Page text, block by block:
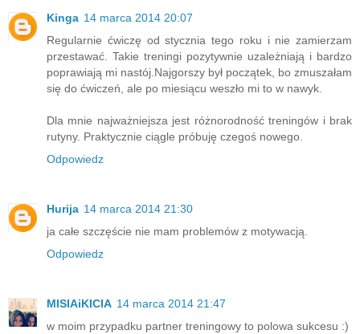
Kinga 14 marca 2014 20:07
Regularnie ćwiczę od stycznia tego roku i nie zamierzam
przestawać. Takie treningi pozytywnie uzależniają i bardzo
poprawiają mi nastój.Najgorszy był początek, bo zmuszałam
się do ćwiczeń, ale po miesiącu weszło mi to w nawyk.
Dla mnie najważniejsza jest różnorodność treningów i brak
rutyny. Praktycznie ciągle próbuję czegoś nowego.
Odpowiedz
Hurija 14 marca 2014 21:30
ja całe szczęście nie mam problemów z motywacją.
Odpowiedz
MISIAiKICIA 14 marca 2014 21:47
w moim przypadku partner treningowy to polowa sukcesu :)